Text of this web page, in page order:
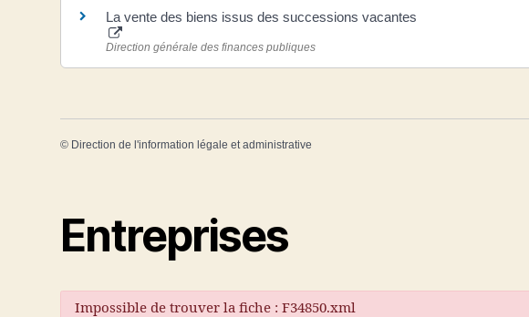
La vente des biens issus des successions vacantes
Direction générale des finances publiques
© Direction de l'information légale et administrative
Entreprises
Impossible de trouver la fiche : F34850.xml